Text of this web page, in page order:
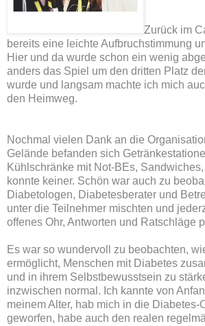
Zurück im
bereits eine leichte Aufbruchstimmung
Hier und da wurde schon ein wenig
anders das Spiel um den dritten Platz
wurde und langsam machte ich mich
den Heimweg.
Nochmal vielen Dank an die
Gelände befanden sich
Kühlschränke mit Not-BEs,
konnte keiner. Schön war auch zu
Diabetologen, Diabetesberater und
unter die Teilnehmer mischten und
offenes Ohr, Antworten und Ratschläge
Es war so wundervoll zu beobachten,
ermöglicht, Menschen mit Diabetes
und in ihrem Selbstbewusstsein zu
inzwischen normal. Ich kannte von
meinem Alter, hab mich in die Diabetes-
geworfen, habe auch den realen